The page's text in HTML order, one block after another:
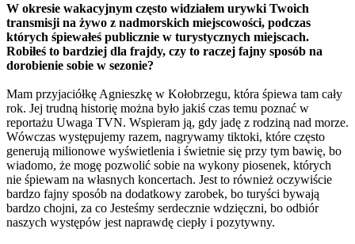
W okresie wakacyjnym często widziałem urywki Twoich
transmisji na żywo z nadmorskich miejscowości, podczas
których śpiewałeś publicznie w turystycznych miejscach.
Robiłeś to bardziej dla frajdy, czy to raczej fajny sposób na
dorobienie sobie w sezonie?
Mam przyjaciółkę Agnieszkę w Kołobrzegu, która śpiewa tam cały
rok. Jej trudną historię można było jakiś czas temu poznać w
reportażu Uwaga TVN. Wspieram ją, gdy jadę z rodziną nad morze.
Wówczas występujemy razem, nagrywamy tiktoki, które często
generują milionowe wyświetlenia i świetnie się przy tym bawię, bo
wiadomo, że mogę pozwolić sobie na wykony piosenek, których
nie śpiewam na własnych koncertach. Jest to również oczywiście
bardzo fajny sposób na dodatkowy zarobek, bo turyści bywają
bardzo chojni, za co Jesteśmy serdecznie wdzięczni, bo odbiór
naszych występów jest naprawdę ciepły i pozytywny.